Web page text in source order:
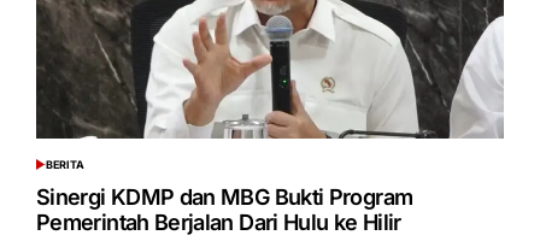
POSTED
IN
BERITA
Sinergi KDMP dan MBG Bukti Program
Pemerintah Berjalan Dari Hulu ke Hilir